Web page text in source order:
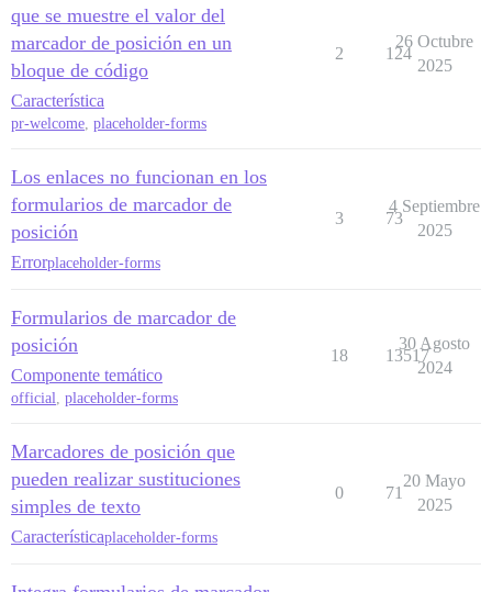
que se muestre el valor del
marcador de posición en un
bloque de código
Característica
pr-welcome, placeholder-forms
2 124
26 Octubre
2025
Los enlaces no funcionan en los
formularios de marcador de
posición
Errorplaceholder-forms
3 73
4 Septiembre
2025
Formularios de marcador de
posición
Componente temático
official, placeholder-forms
18 13517
30 Agosto
2024
Marcadores de posición que
pueden realizar sustituciones
simples de texto
Característicaplaceholder-forms
0 71
20 Mayo
2025